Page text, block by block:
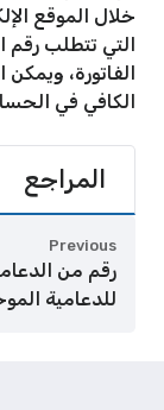
خلال الموقع
التي تتطلب رقم
الفاتورة،
الكافي في
المراجع
Previous
رقم من
للدعامية